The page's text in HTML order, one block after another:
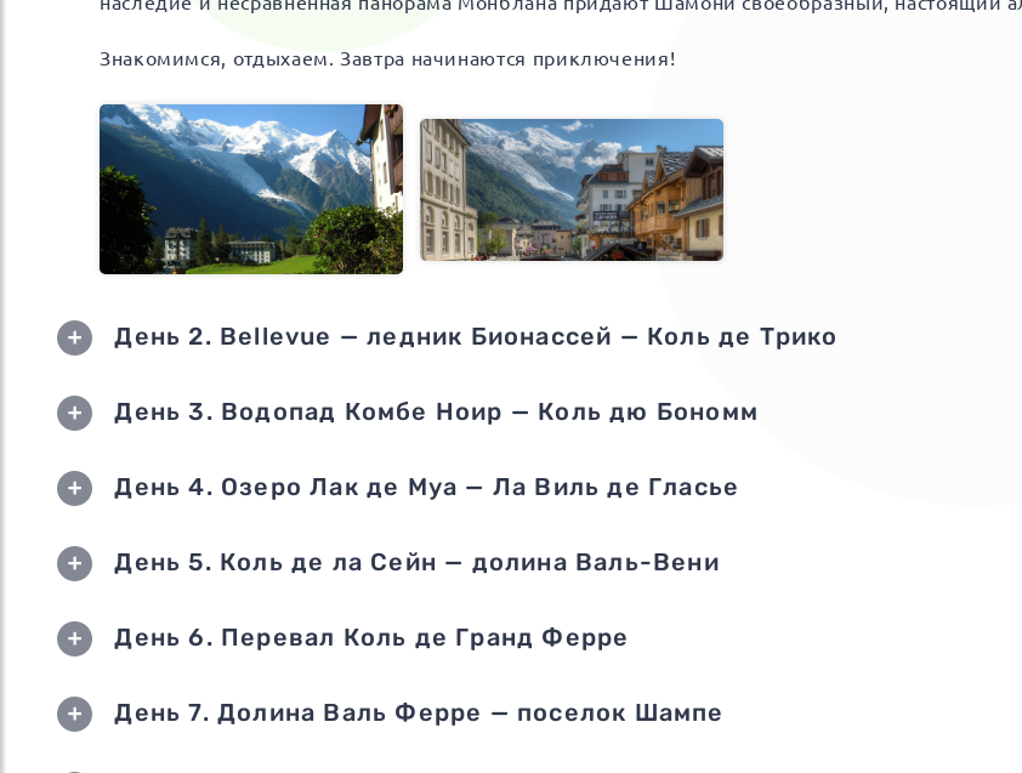
Знакомимся, отдыхаем. Завтра начинаются приключения!
День 2. Bellevue — ледник Бионассей — Коль де Трико
День 3. Водопад Комбе Ноир — Коль дю Бономм
День 4. Озеро Лак де Муа — Ла Виль де Гласье
День 5. Коль де ла Сейн — долина Валь-Вени
День 6. Перевал Коль де Гранд Ферре
День 7. Долина Валь Ферре — поселок Шампе